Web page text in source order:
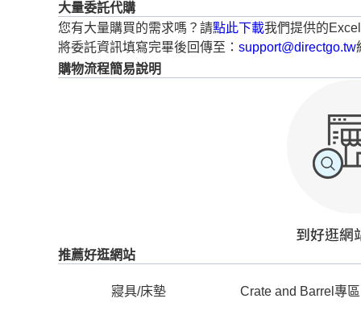
大量委託代購
您有大量購買的需求嗎？請點此下載我們提供的
將委託資訊填寫完畢後回傳至： support@directgo.tw
購物流程簡易說明
推薦好逛網站
寢具/床墊 Crate and Barrel專區